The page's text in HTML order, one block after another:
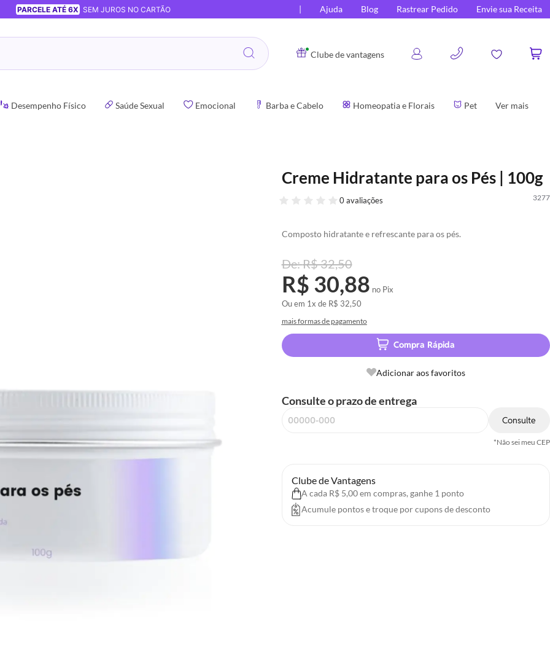
PARCELE ATÉ 6X SEM JUROS NO CARTÃO Ajuda Blog Rastrear Pedido Envie sua Receita
Clube de vantagens
0
Desempenho Físico Saúde Sexual Emocional Barba e Cabelo Homeopatia e Florais Pet Ver mais
Creme Hidratante para os Pés | 100g
3277
0 avaliações
Composto hidratante e refrescante para os pés.
R$ 32,50
R$ 30,88 no Pix
Ou em 1x de R$ 32,50
mais formas de pagamento
Compra Rápida
Adicionar aos favoritos
Consulte o prazo de entrega
Consulte
*Não sei meu CEP
Clube de Vantagens
A cada R$ 5,00 em compras, ganhe 1 ponto
Acumule pontos e troque por cupons de desconto